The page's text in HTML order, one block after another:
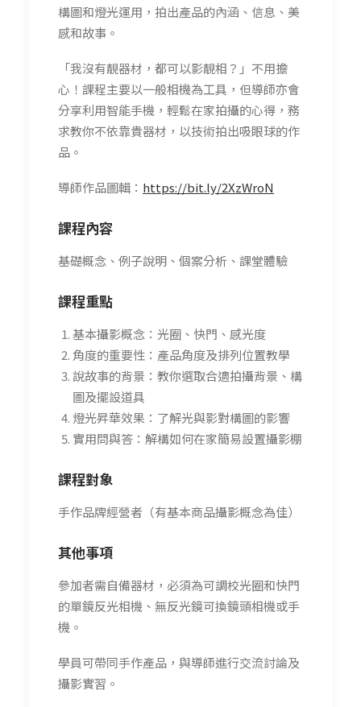
構圖和燈光運用，拍出產品的內涵、信息、美
感和故事。
「我沒有靚器材，都可以影靚相？」不用擔
心！課程主要以一般相機為工具，但導師亦會
分享利用智能手機，輕鬆在家拍攝的心得，務
求教你不依靠貴器材，以技術拍出吸眼球的作
品。
導師作品圖輯： https://bit.ly/2XzWroN
課程內容
基礎概念、例子說明、個案分析、課堂體驗
課程重點
基本攝影概念：光圈、快門、感光度
角度的重要性：產品角度及排列位置教學
說故事的背景：教你選取合適拍攝背景、構
圖及擺設道具
燈光昇華效果：了解光與影對構圖的影響
實用問與答：解構如何在家簡易設置攝影棚
課程對象
手作品牌經營者（有基本商品攝影概念為佳）
其他事項
參加者需自備器材，必須為可調校光圈和快門
的單鏡反光相機、無反光鏡可換鏡頭相機或手
機。
學員可帶同手作產品，與導師進行交流討論及
攝影實習。